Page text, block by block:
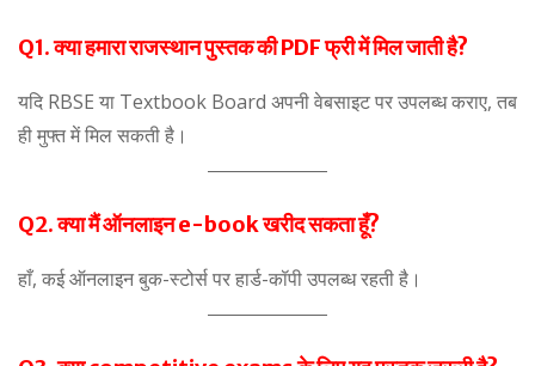
Q1. क्या हमारा राजस्थान पुस्तक की PDF फ्री में मिल जाती है?
यदि RBSE या Textbook Board अपनी वेबसाइट पर उपलब्ध कराए, तब
ही मुफ्त में मिल सकती है।
Q2. क्या मैं ऑनलाइन e-book खरीद सकता हूँ?
हाँ, कई ऑनलाइन बुक-स्टोर्स पर हार्ड-कॉपी उपलब्ध रहती है।